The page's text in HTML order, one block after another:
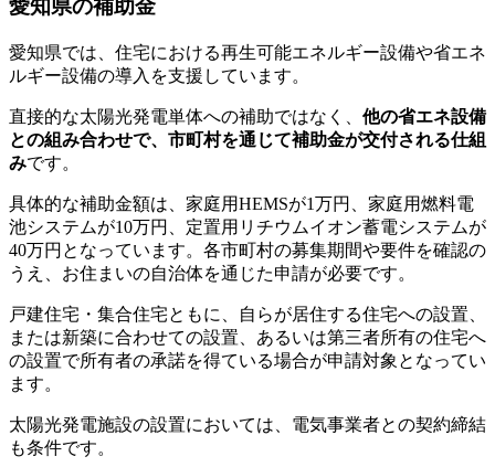
愛知県の補助金
愛知県では、住宅における再生可能エネルギー設備や省エネ
ルギー設備の導入を支援しています。
直接的な太陽光発電単体への補助ではなく、 他の省エネ設備
との組み合わせで、市町村を通じて補助金が交付される仕組
みです。
具体的な補助金額は、家庭用HEMSが1万円、家庭用燃料電
池システムが10万円、定置用リチウムイオン蓄電システムが
40万円となっています。各市町村の募集期間や要件を確認の
うえ、お住まいの自治体を通じた申請が必要です。
戸建住宅・集合住宅ともに、自らが居住する住宅への設置、
または新築に合わせての設置、あるいは第三者所有の住宅へ
の設置で所有者の承諾を得ている場合が申請対象となってい
ます。
太陽光発電施設の設置においては、電気事業者との契約締結
も条件です。